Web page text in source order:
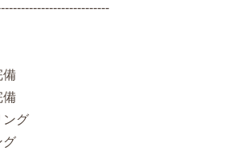
備
備
グ
グ